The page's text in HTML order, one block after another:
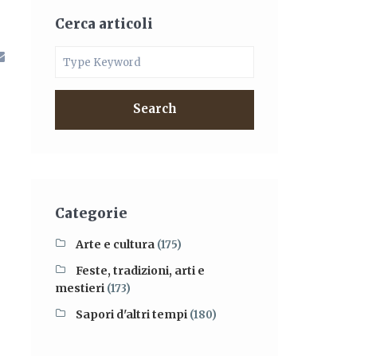
Cerca articoli
Search
Categorie
Arte e cultura (175)
Feste, tradizioni, arti e
mestieri (173)
Sapori d'altri tempi (180)